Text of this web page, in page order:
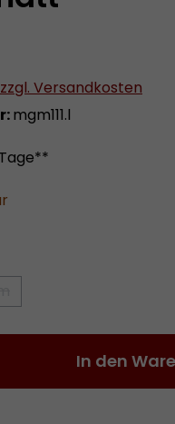
Versandkosten
mgm111.l
Option ist zurzeit nicht
Gib den
In den